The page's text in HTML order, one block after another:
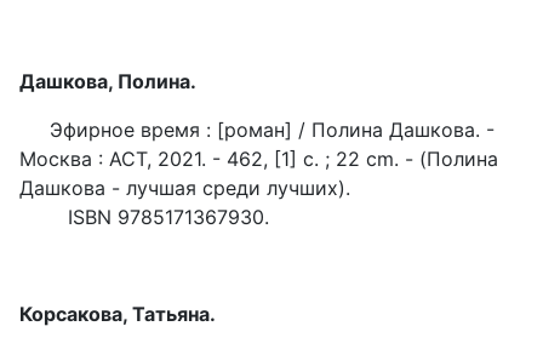
Дашкова, Полина.
Эфирное время : [роман] / Полина Дашкова. -
Москва : АСТ, 2021. - 462, [1] с. ; 22 cm. - (Полина
Дашкова - лучшая среди лучших).
ISBN 9785171367930.
Корсакова, Татьяна.